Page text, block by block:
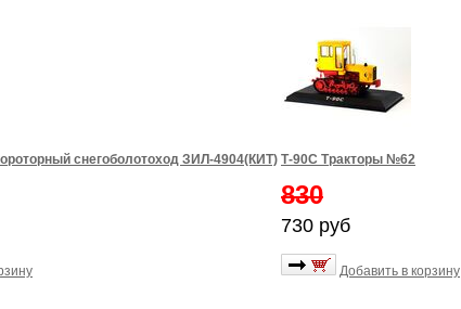
снегоболотоход ЗИЛ-4904(КИТ) Т-90С Тракторы №62
830
730 руб
Добавить в корзину